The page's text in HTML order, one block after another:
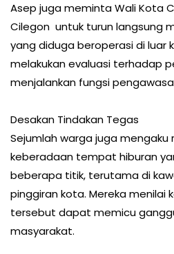
Asep juga meminta Wali Kota
Cilegon untuk turun langsung
yang diduga beroperasi di luar
melakukan evaluasi terhadap
menjalankan fungsi
Desakan Tindakan Tegas
Sejumlah warga juga mengaku
keberadaan tempat hiburan
beberapa titik, terutama di
pinggiran kota. Mereka menilai
tersebut dapat memicu
masyarakat.